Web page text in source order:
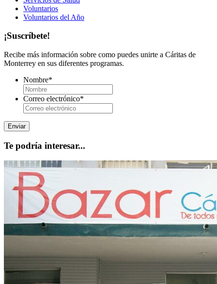
Voluntarios
Voluntarios del Año
¡Suscríbete!
Recibe más información sobre como puedes unirte a Cáritas de
Monterrey en sus diferentes programas.
Nombre*
Correo electrónico*
Te podría interesar...